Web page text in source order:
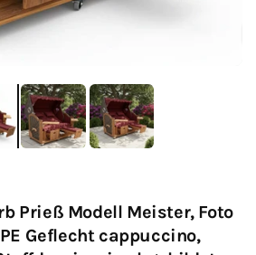
Prieß Modell Meister, Foto
Geflecht cappuccino,